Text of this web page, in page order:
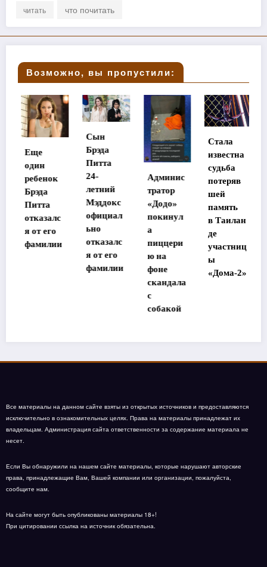
читать что почитать
Возможно, вы пропустили:
Еще
один
ребенок
Брэда
Питта
отказалс
я от его
фамилии
Сын
Брэда
Питта
24-
летний
Мэддокс
официал
ьно
отказалс
я от его
фамилии
Админис
тратор
«Додо»
покинул
а
пиццери
ю на
фоне
скандала
собакой
Стала
известна
судьба
потеряв
шей
память
в Таилан
де
участниц
ы
«Дома-2»
Все материалы на данном сайте взяты из открытых источников и предоставляются
исключительно в ознакомительных целях. Права на материалы принадлежат их
владельцам. Администрация сайта ответственности за содержание материала не
несет.
Если Вы обнаружили на нашем сайте материалы, которые нарушают авторские
права, принадлежащие Вам, Вашей компании или организации, пожалуйста,
сообщите нам.
На сайте могут быть опубликованы материалы 18+!
При цитировании ссылка на источник обязательна.